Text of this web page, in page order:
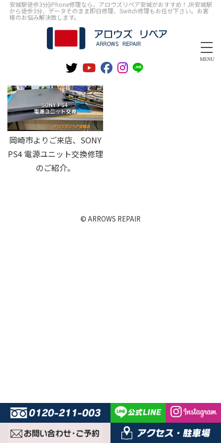
安城駅徒歩3分|iPhone修理なら、アロウズリペア安城がおすすめ！JR安城駅
から徒歩3分、データそのまま即日修理、Switch修理もお任せ下さい。お客
様のお悩み解決致します。
MENU
岡崎市よりご来店、SONY
PS4 電源ユニット交換修理
のご紹介。
© ARROWS REPAIR